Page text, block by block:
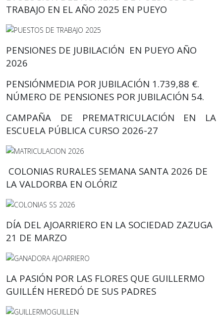
TRABAJO EN EL AÑO 2025 EN PUEYO
PENSIONES DE JUBILACIÓN EN PUEYO AÑO
2026
PENSIÓNMEDIA POR JUBILACIÓN 1.739,88 €.
NÚMERO DE PENSIONES POR JUBILACIÓN 54.
CAMPAÑA DE PREMATRICULACIÓN EN LA
ESCUELA PÚBLICA CURSO 2026-27
COLONIAS RURALES SEMANA SANTA 2026 DE
LA VALDORBA EN OLÓRIZ
DÍA DEL AJOARRIERO EN LA SOCIEDAD ZAZUGA
21 DE MARZO
LA PASIÓN POR LAS FLORES QUE GUILLERMO
GUILLÉN HEREDÓ DE SUS PADRES